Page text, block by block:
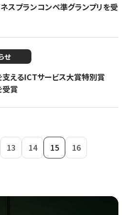
スプランコンペ準グランプリを受
せ
えるICTサービス大賞特別賞
受賞
13 14 15 16